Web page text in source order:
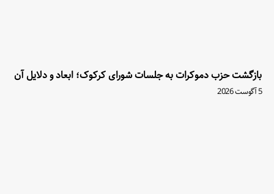
بازگشت حزب دموکرات به جلسات شورای کرکوک؛ ابعاد و دلایل آن
5 آگوست 2026